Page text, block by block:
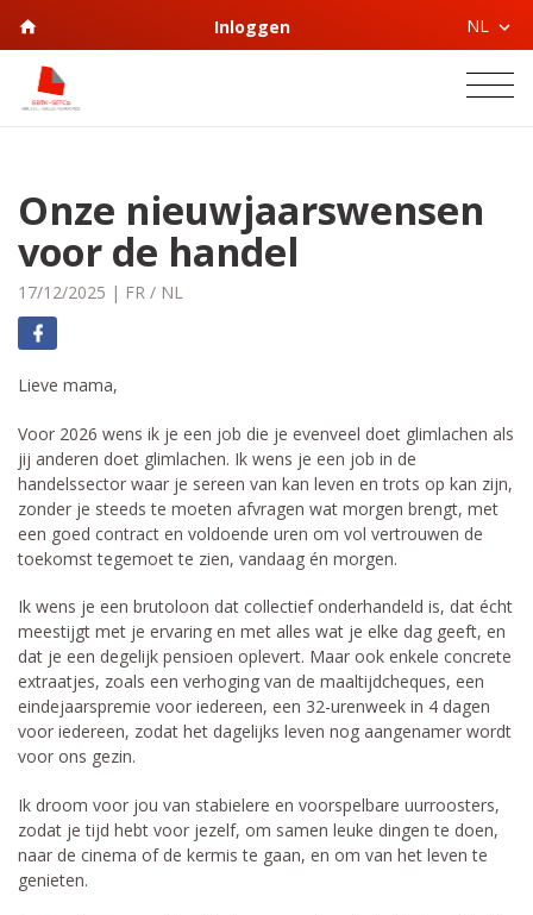
Inloggen NL
Onze nieuwjaarswensen
voor de handel
17/12/2025 | FR / NL
Lieve mama,
Voor 2026 wens ik je een job die je evenveel doet glimlachen als
jij anderen doet glimlachen. Ik wens je een job in de
handelssector waar je sereen van kan leven en trots op kan zijn,
zonder je steeds te moeten afvragen wat morgen brengt, met
een goed contract en voldoende uren om vol vertrouwen de
toekomst tegemoet te zien, vandaag én morgen.
Ik wens je een brutoloon dat collectief onderhandeld is, dat écht
meestijgt met je ervaring en met alles wat je elke dag geeft, en
dat je een degelijk pensioen oplevert. Maar ook enkele concrete
extraatjes, zoals een verhoging van de maaltijdcheques, een
eindejaarspremie voor iedereen, een 32-urenweek in 4 dagen
voor iedereen, zodat het dagelijks leven nog aangenamer wordt
voor ons gezin.
Ik droom voor jou van stabielere en voorspelbare uurroosters,
zodat je tijd hebt voor jezelf, om samen leuke dingen te doen,
naar de cinema of de kermis te gaan, en om van het leven te
genieten.